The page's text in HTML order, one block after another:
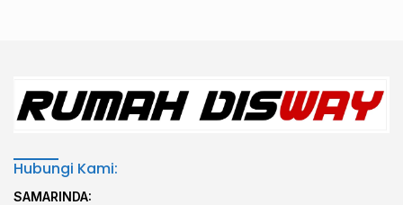
Hubungi Kami:
SAMARINDA: